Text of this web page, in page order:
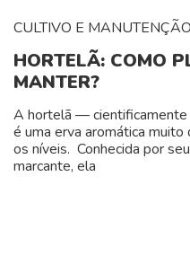
CULTIVO E MANUTENÇÃO
HORTELÃ: COMO
MANTER?
A hortelã —
é uma erva aromática
os níveis. Conhecida por
marcante, ela